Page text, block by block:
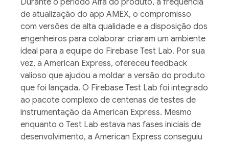
Durante o período Alfa do produto, a frequência
de atualização do app AMEX, o compromisso
com versões de alta qualidade e a disposição dos
engenheiros para colaborar criaram um ambiente
ideal para a equipe do Firebase Test Lab. Por sua
vez, a American Express, ofereceu feedback
valioso que ajudou a moldar a versão do produto
que foi lançada. O Firebase Test Lab foi integrado
ao pacote complexo de centenas de testes de
instrumentação da American Express. Mesmo
enquanto o Test Lab estava nas fases iniciais de
desenvolvimento, a American Express conseguiu